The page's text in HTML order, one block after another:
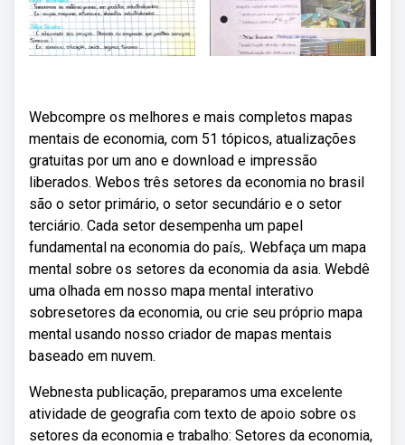
Webcompre os melhores e mais completos mapas
mentais de economia, com 51 tópicos, atualizações
gratuitas por um ano e download e impressão
liberados. Webos três setores da economia no brasil
são o setor primário, o setor secundário e o setor
terciário. Cada setor desempenha um papel
fundamental na economia do país,. Webfaça um mapa
mental sobre os setores da economia da asia. Webdê
uma olhada em nosso mapa mental interativo
sobresetores da economia, ou crie seu próprio mapa
mental usando nosso criador de mapas mentais
baseado em nuvem.
Webnesta publicação, preparamos uma excelente
atividade de geografia com texto de apoio sobre os
setores da economia e trabalho: Setores da economia,